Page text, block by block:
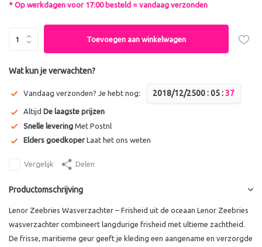
* Op werkdagen voor 17:00 besteld = vandaag verzonden
Toevoegen aan winkelwagen
Wat kun je verwachten?
Vandaag verzonden? Je hebt nog: 2018/12/2500:05:36
Altijd De laagste prijzen
Snelle levering Met Postnl
Elders goedkoper Laat het ons weten
Vergelijk Delen
Productomschrijving
Lenor Zeebries Wasverzachter – Frisheid uit de oceaan Lenor Zeebries
wasverzachter combineert langdurige frisheid met ultieme zachtheid.
De frisse, maritieme geur geeft je kleding een aangename en verzorgde